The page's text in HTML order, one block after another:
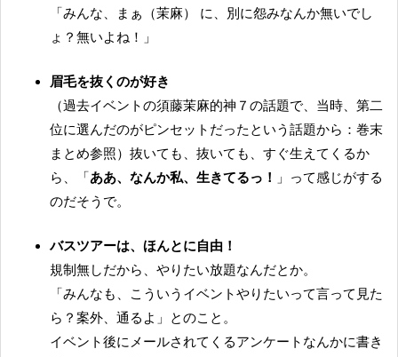
「みんな、まぁ（茉麻） に、別に怨みなんか無いでし
ょ？無いよね！」
眉毛を抜くのが好き
（過去イベントの須藤茉麻的神７の話題で、当時、第二
位に選んだのがピンセットだったという話題から：巻末
まとめ参照）抜いても、抜いても、すぐ生えてくるか
ら、「ああ、なんか私、生きてるっ！
」って感じがする
のだそうで。
バスツアーは、ほんとに自由！
規制無しだから、やりたい放題なんだとか。
「みんなも、こういうイベントやりたいって言って見た
ら？案外、通るよ」とのこと。
イベント後にメールされてくるアンケートなんかに書き